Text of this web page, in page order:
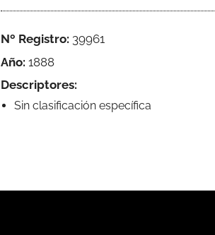
Nº Registro: 39961
Año: 1888
Descriptores:
Sin clasificación específica